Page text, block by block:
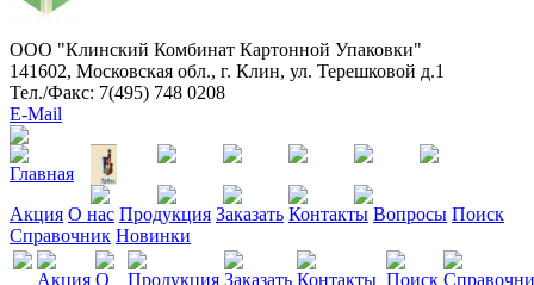
ООО "Клинский Комбинат Картонной Упаковки"
141602, Московская обл., г. Клин, ул. Терешковой д.1
Тел./Факс: 7(495) 748 0208
E-Mail
Акция О нас Продукция Заказать Контакты Вопросы Поиск
Справочник Новинки